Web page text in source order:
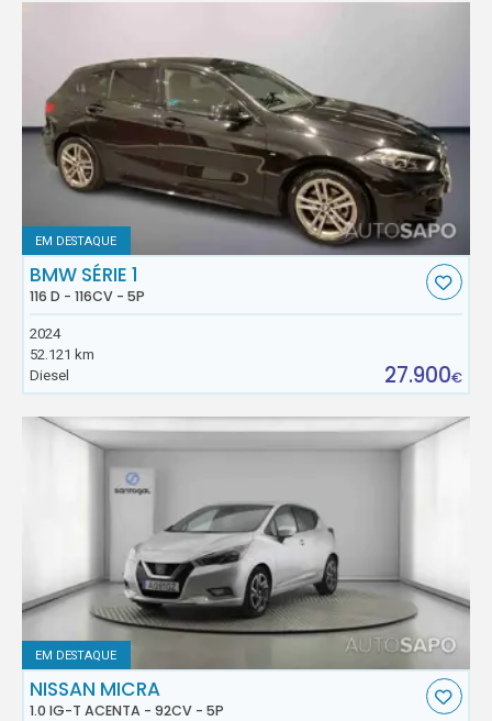
EM DESTAQUE
BMW SÉRIE 1
116 D - 116CV - 5P
2024
52.121 km
Diesel
27.900€
EM DESTAQUE
NISSAN MICRA
1.0 IG-T ACENTA - 92CV - 5P